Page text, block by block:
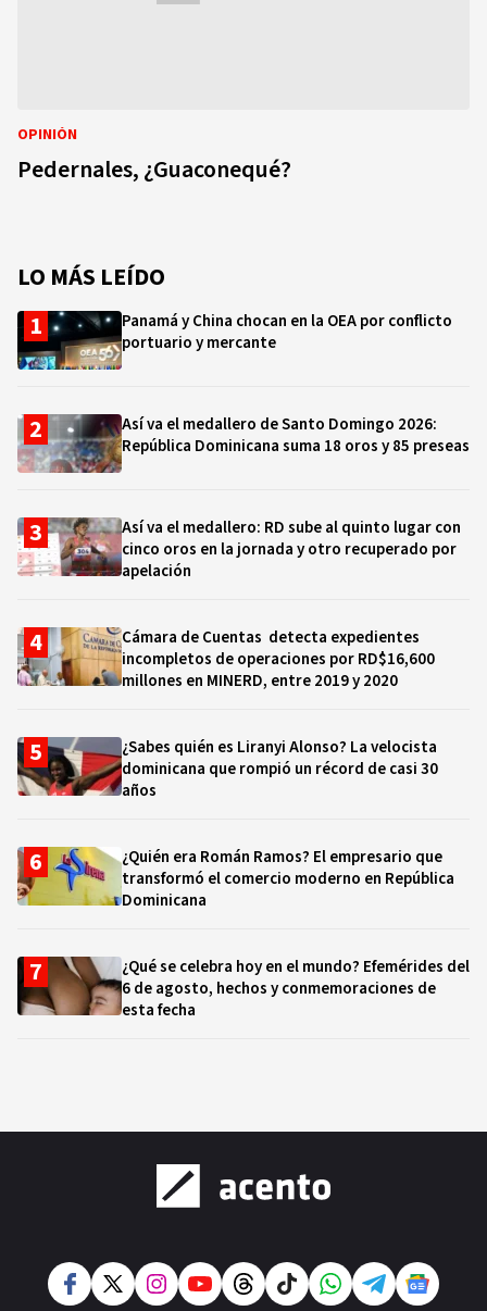
OPINIÓN
Pedernales, ¿Guaconequé?
LO MÁS LEÍDO
Panamá y China chocan en la OEA por conflicto
portuario y mercante
Así va el medallero de Santo Domingo 2026:
República Dominicana suma 18 oros y 85 preseas
Así va el medallero: RD sube al quinto lugar con
cinco oros en la jornada y otro recuperado por
apelación
Cámara de Cuentas detecta expedientes
incompletos de operaciones por RD$16,600
millones en MINERD, entre 2019 y 2020
¿Sabes quién es Liranyi Alonso? La velocista
dominicana que rompió un récord de casi 30
años
¿Quién era Román Ramos? El empresario que
transformó el comercio moderno en República
Dominicana
¿Qué se celebra hoy en el mundo? Efemérides del
6 de agosto, hechos y conmemoraciones de
esta fecha